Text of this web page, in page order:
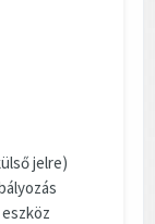
jelre)